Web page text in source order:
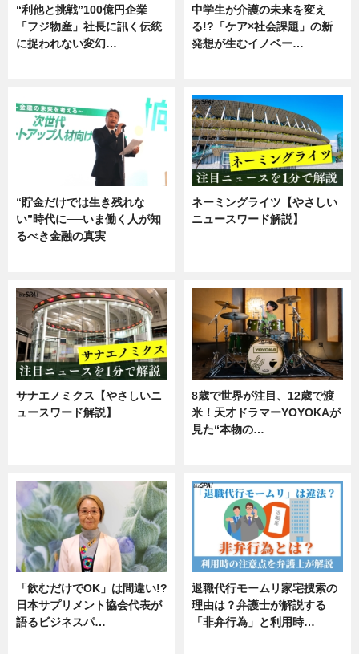
“利他と挑戦”100億円企業
「フジ物産」社長に訊く伝統
に捉われない変幻…
中学生が介護の未来を変え
る!?「ケア×社会課題」の新
発想が生むイノベー…
“貯金だけでは生き残れな
い”時代に──いま働く人が知
るべき金融の真実
ネーミングライツ【やさしい
ニュースワード解説】
サナエノミクス【やさしいニ
ュースワード解説】
8歳で世界が注目、12歳で渡
米！天才ドラマーYOYOKAが
見た“本物の…
「飲むだけでOK」は間違い!?
日本サプリメント協会代表が
語るビジネスパ…
退職代行モームリ家宅捜索の
理由は？弁護士が解説する
「非弁行為」と利用時…